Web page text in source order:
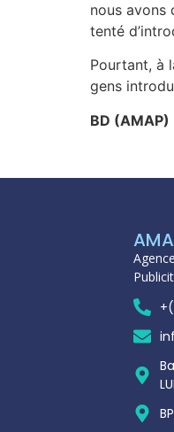
nous avons
tenté
Pourtant, à
gens
BD (AMAP)